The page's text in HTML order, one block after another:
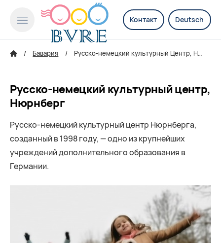
Контакт Deutsch
Бавария Русско-немецкий культурный Центр, Нюрнберг
Русско-немецкий культурный центр,
Нюрнберг
Русско-немецкий культурный центр Нюрнберга,
созданный в 1998 году, — одно из крупнейших
учреждений дополнительного образования в
Германии.